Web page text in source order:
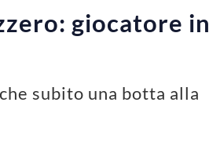
giocatore in
subito una botta alla